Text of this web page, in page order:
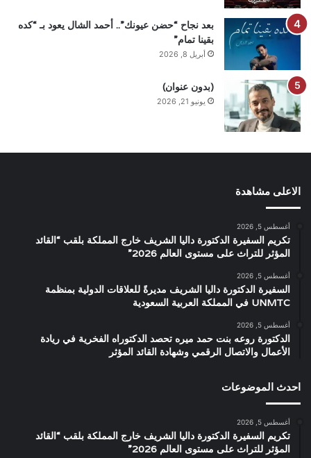
بعد نجاح “حضن عيونك”.. أحمد الشال يعود بـ “كده
بقينا تمام”
أبريل 8, 2026
(بدون عنوان)
يونيو 21, 2026
الاعلى مشاهدة
أغسطس 5, 2026
تكريم السفيرة الدكتورة داليا الشريف خارج المملكة بلقب “القائد
المؤثر للتراث على مستوى العالم 2026”
أغسطس 5, 2026
السفيرة الدكتورة داليا الشريف مديرةً للعلاقات الدولية بمنظمة
UNMTC في المملكة العربية السعودية
أغسطس 5, 2026
الدكتورة روعه بنت حمد ميره تحصد الدكتوراه الفخرية في ريادة
الأعمال والاتصال الرقمي وشهادة القائد المؤثر
احدث الموضوعات
أغسطس 5, 2026
تكريم السفيرة الدكتورة داليا الشريف خارج المملكة بلقب “القائد
المؤثر للتراث على مستوى العالم 2026”